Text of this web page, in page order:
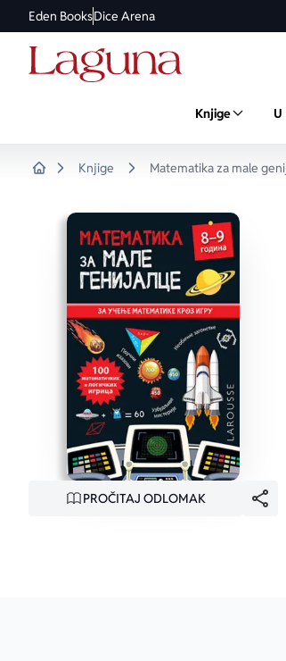
Eden BooksDice Arena
Knjige
Knjige Matematika za male
PROČITAJ ODLOMAK